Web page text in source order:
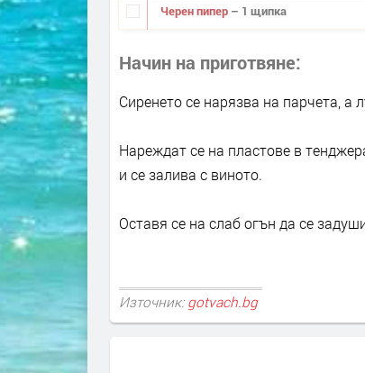
Черен пипер – 1 щипка
Начин на приготвяне
Сиренето се нарязва на парчета, а
Нареждат се на пластове в
и се залива с виното.
Оставя се на слаб огън да се
Източник: gotvach.bg